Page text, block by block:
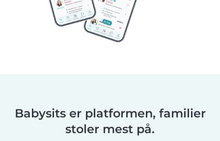
Babysits er platformen, familier
stoler mest på.